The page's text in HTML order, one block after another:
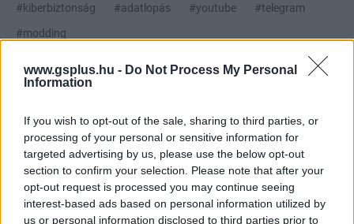
www.gsplus.hu - Do Not Process My Personal
Information
If you wish to opt-out of the sale, sharing to third parties, or
processing of your personal or sensitive information for
targeted advertising by us, please use the below opt-out
section to confirm your selection. Please note that after your
opt-out request is processed you may continue seeing
interest-based ads based on personal information utilized by
us or personal information disclosed to third parties prior to
#kiberbiztonság
#adatlopás #youtube
#telegram
#modding
AMI TETSZETT
AMI NEM TETSZETT